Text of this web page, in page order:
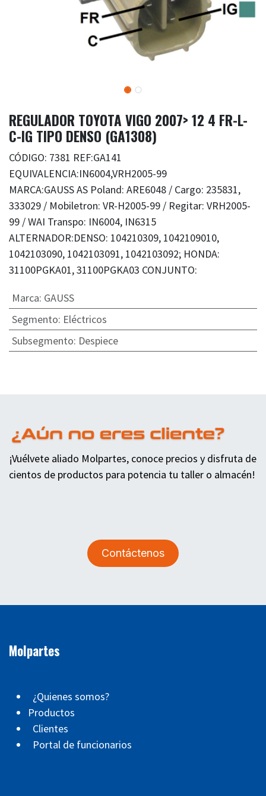
REGULADOR TOYOTA VIGO 2007> 12 4 FR-L-
C-IG TIPO DENSO (GA1308)
CÓDIGO: 7381 REF:GA141
EQUIVALENCIA:IN6004,VRH2005-99
MARCA:GAUSS AS Poland: ARE6048 / Cargo: 235831,
333029 / Mobiletron: VR-H2005-99 / Regitar: VRH2005-
99 / WAI Transpo: IN6004, IN6315
ALTERNADOR:DENSO: 104210309, 1042109010,
1042103090, 1042103091, 1042103092; HONDA:
31100PGKA01, 31100PGKA03 CONJUNTO:
Marca: GAUSS
Segmento: Eléctricos
Subsegmento: Despiece
¡Vuélvete aliado Molpartes, conoce precios y disfruta de
cientos de productos para potencia tu taller o almacén!
Contáctenos
Molpartes
¿Quienes somos?
Productos
Clientes
Portal de funcionarios